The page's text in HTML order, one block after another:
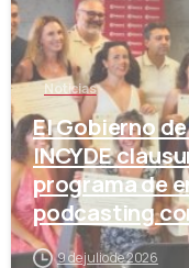
Noticias
El Gobierno
INCYDE
programa de
podcasting
Cámara de
9 de julio de 2026